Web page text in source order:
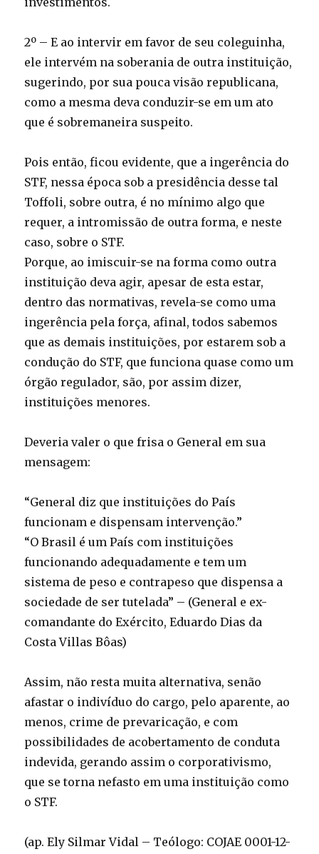
2º – E ao intervir em favor de seu coleguinha,
ele intervém na soberania de outra instituição,
sugerindo, por sua pouca visão republicana,
como a mesma deva conduzir-se em um ato
que é sobremaneira suspeito.
Pois então, ficou evidente, que a ingerência do
STF, nessa época sob a presidência desse tal
Toffoli, sobre outra, é no mínimo algo que
requer, a intromissão de outra forma, e neste
caso, sobre o STF.
Porque, ao imiscuir-se na forma como outra
instituição deva agir, apesar de esta estar,
dentro das normativas, revela-se como uma
ingerência pela força, afinal, todos sabemos
que as demais instituições, por estarem sob a
condução do STF, que funciona quase como um
órgão regulador, são, por assim dizer,
instituições menores.
Deveria valer o que frisa o General em sua
mensagem:
“General diz que instituições do País
funcionam e dispensam intervenção.”
“O Brasil é um País com instituições
funcionando adequadamente e tem um
sistema de peso e contrapeso que dispensa a
sociedade de ser tutelada” – (General e ex-
comandante do Exército, Eduardo Dias da
Costa Villas Bôas)
Assim, não resta muita alternativa, senão
afastar o indivíduo do cargo, pelo aparente, ao
menos, crime de prevaricação, e com
possibilidades de acobertamento de conduta
indevida, gerando assim o corporativismo,
que se torna nefasto em uma instituição como
o STF.
(ap. Ely Silmar Vidal – Teólogo: COJAE 0001-12-